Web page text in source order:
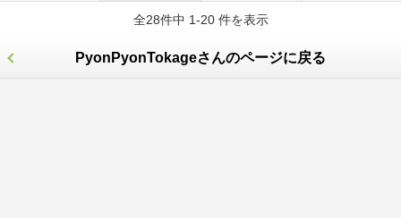
全28件中 1-20 件を表示
PyonPyonTokageさんのページに戻る